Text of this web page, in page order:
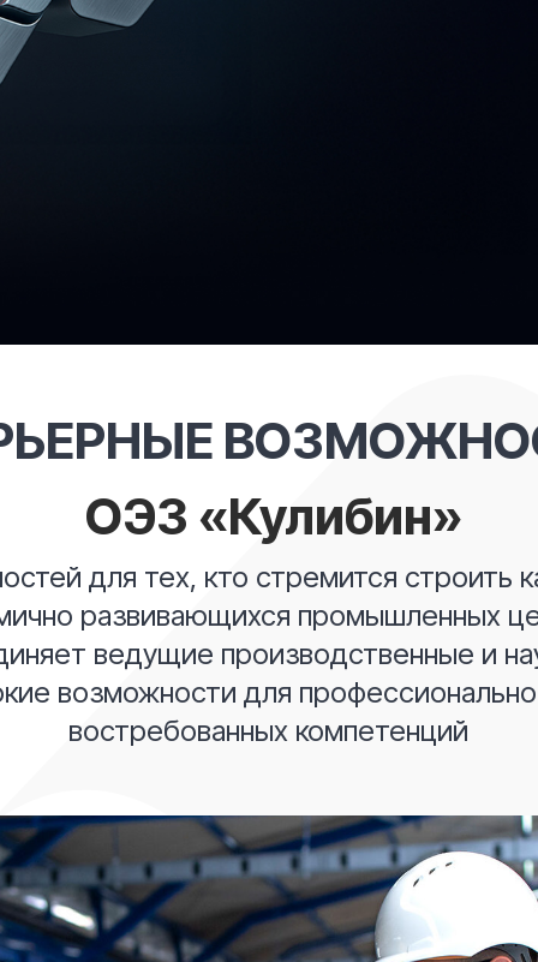
для тех, кто стремится строить
развивающихся промышленных
ведущие производственные и
возможности для
востребованных компетенций
ОЭЗ «Кулибин»